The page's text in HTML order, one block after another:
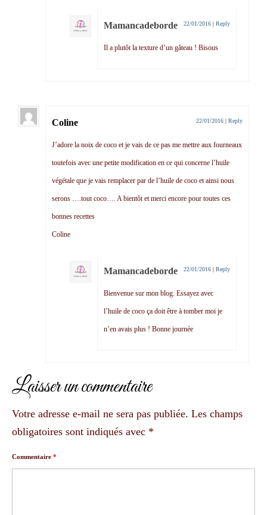
Mamancadeborde 22/01/2016 | Reply
Il a plutôt la texture d’un gâteau ! Bisous
Coline 22/01/2016 | Reply
J’adore la noix de coco et je vais de ce pas me mettre aux fourneaux
toutefois avec une petite modification en ce qui concerne l’huile
végétale que je vais remplacer par de l’huile de coco et ainsi nous
serons ….tout coco…. A bientôt et merci encore pour toutes ces
bonnes recettes
Coline
Mamancadeborde 22/01/2016 | Reply
Bienvenue sur mon blog. Essayez avec
l’huile de coco ça doit être à tomber moi je
n’en avais plus ! Bonne journée
Laisser un commentaire
Votre adresse e-mail ne sera pas publiée. Les champs
obligatoires sont indiqués avec *
Commentaire *